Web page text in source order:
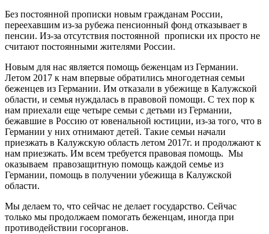
Без постоянной прописки новым гражданам России,
переехавшим из-за рубежа пенсионный фонд отказывает в
пенсии. Из-за отсутствия постоянной прописки их просто не
считают постоянными жителями России.
Новым для нас является помощь беженцам из Германии.
Летом 2017 к нам впервые обратились многодетная семьи
беженцев из Германии. Им отказали в убежище в Калужской
области, и семья нуждалась в правовой помощи. С тех пор к
нам приехали еще четыре семьи с детьми из Германии,
бежавшие в Россию от ювенальной юстиции, из-за того, что в
Германии у них отнимают детей. Такие семьи начали
приезжать в Калужскую область летом 2017г. и продолжают к
нам приезжать. Им всем требуется правовая помощь. Мы
оказываем правозащитную помощь каждой семье из
Германии, помощь в получении убежища в Калужской
области.
Мы делаем то, что сейчас не делает государство. Сейчас
только мы продолжаем помогать беженцам, иногда при
противодействии госорганов.